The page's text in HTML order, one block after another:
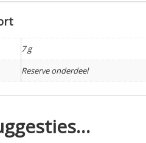
7 g
Reserve onderdeel